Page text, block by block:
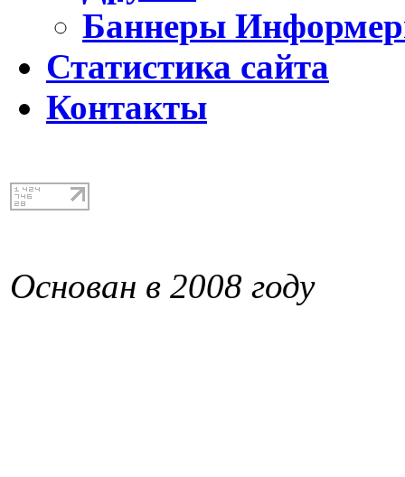
Баннеры
Статистика сайта
Контакты
Основан в 2008 году